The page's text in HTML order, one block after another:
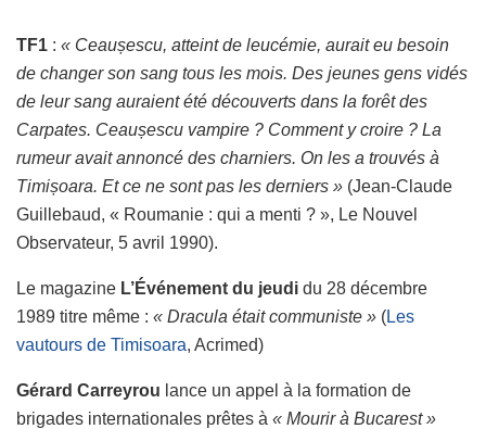
TF1 : « Ceaușescu, atteint de leucémie, aurait eu besoin
de changer son sang tous les mois. Des jeunes gens vidés
de leur sang auraient été découverts dans la forêt des
Carpates. Ceaușescu vampire ? Comment y croire ? La
rumeur avait annoncé des charniers. On les a trouvés à
Timișoara. Et ce ne sont pas les derniers » (Jean-Claude
Guillebaud, « Roumanie : qui a menti ? », Le Nouvel
Observateur,‎ 5 avril 1990).
Le magazine L’Événement du jeudi du 28 décembre
1989 titre même : « Dracula était communiste » (Les
vautours de Timisoara, Acrimed)
Gérard Carreyrou lance un appel à la formation de
brigades internationales prêtes à « Mourir à Bucarest »